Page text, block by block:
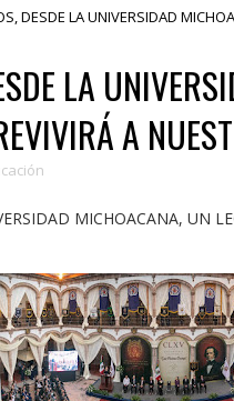
DESDE LA UNIVERSIDAD
LA
A
MICHOACANA, UN